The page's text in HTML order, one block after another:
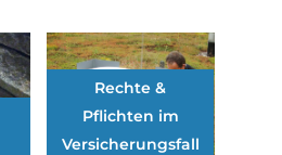
Rechte &
Pflichten im
Versicherungsfall